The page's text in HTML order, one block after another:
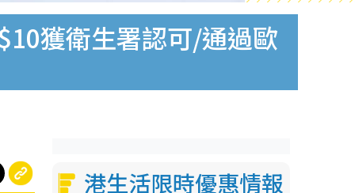
獲衛生署認可/通過歐
港生活限時優惠情報